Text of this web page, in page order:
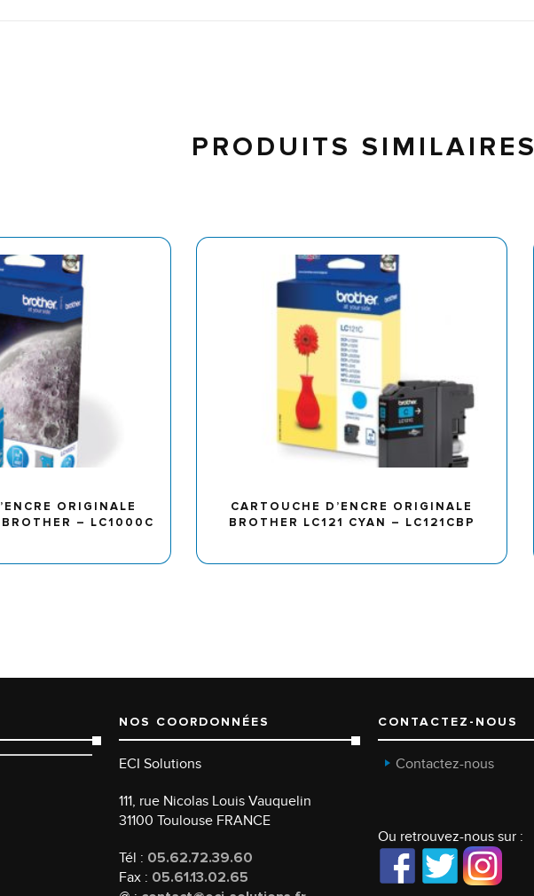
PRODUITS SIMILAIRES
ORIGINALE
– LC1000C
CARTOUCHE D’ENCRE ORIGINALE
BROTHER LC121 CYAN – LC121CBP
NOS COORDONNÉES
ECI Solutions
111, rue Nicolas Louis Vauquelin
31100 Toulouse FRANCE
Tél : 05.62.72.39.60
Fax : 05.61.13.02.65
CONTACTEZ-NOUS
Contactez-nous
Ou retrouvez-nous sur :